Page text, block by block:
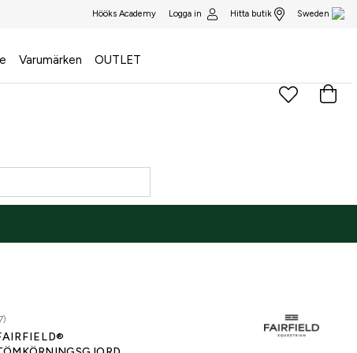
Hööks Academy Logga in Hitta butik Sweden
Varumärken OUTLET